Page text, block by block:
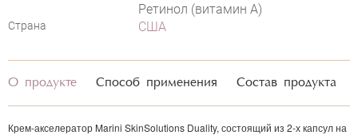
Ретинол (витамин А)
Страна США
НАПИСАТЬ ОТЗЫВ
О продукте Способ применения Состав продукта
Крем-акселератор Marini SkinSolutions Duality, состоящий из 2-х капсул на